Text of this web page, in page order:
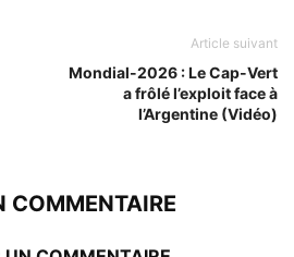
Article suivant
Mondial-2026 : Le Cap-Vert
a frôlé l’exploit face à
l’Argentine (Vidéo)
COMMENTAIRE